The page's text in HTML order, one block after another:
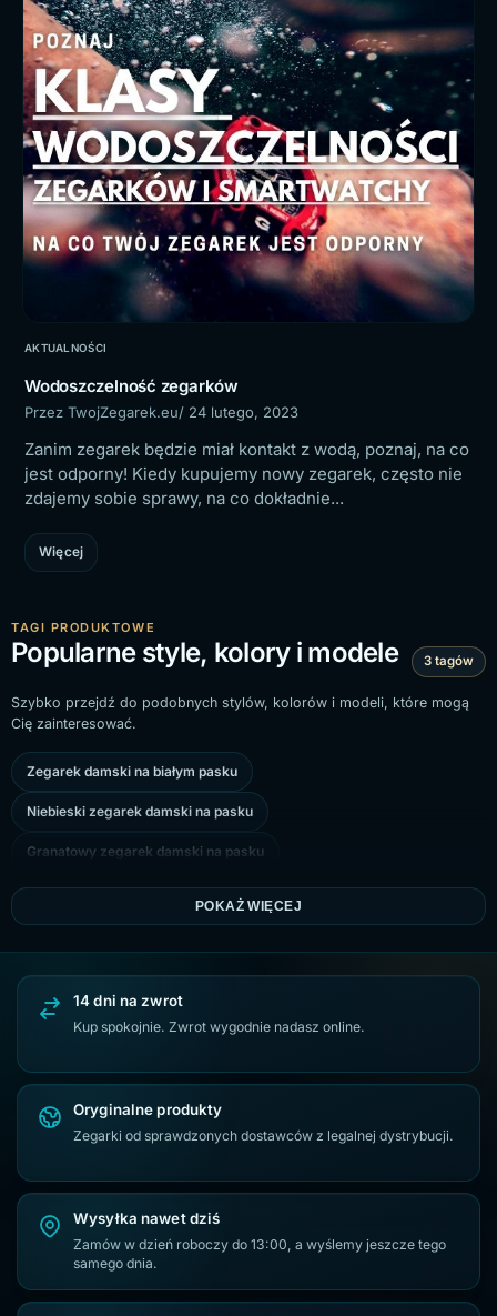
AKTUALNOŚCI
Wodoszczelność zegarków
Przez TwojZegarek.eu/ 24 lutego, 2023
Zanim zegarek będzie miał kontakt z wodą, poznaj, na co
jest odporny! Kiedy kupujemy nowy zegarek, często nie
zdajemy sobie sprawy, na co dokładnie...
Więcej
TAGI PRODUKTOWE
Popularne style, kolory i modele 3 tagów
Szybko przejdź do podobnych stylów, kolorów i modeli, które mogą
Cię zainteresować.
Zegarek damski na białym pasku
Niebieski zegarek damski na pasku
Granatowy zegarek damski na pasku
POKAŻ WIĘCEJ
14 dni na zwrot
Kup spokojnie. Zwrot wygodnie nadasz online.
Oryginalne produkty
Zegarki od sprawdzonych dostawców z legalnej dystrybucji.
Wysyłka nawet dziś
Zamów w dzień roboczy do 13:00, a wyślemy jeszcze tego
samego dnia.